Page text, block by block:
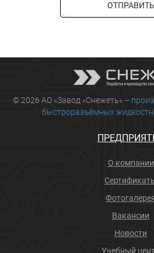
ОТПРАВИТЬ
© 2026 АО «Завод «Снежеть» –
быстроразъёмных
О компании
Вакансии
Новости
Учебный